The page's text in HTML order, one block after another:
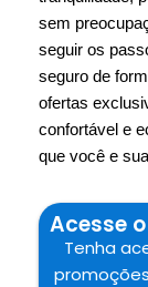
sem
seguir os
seguro de
ofertas
confortável e
que você e
Acesse
Tenha